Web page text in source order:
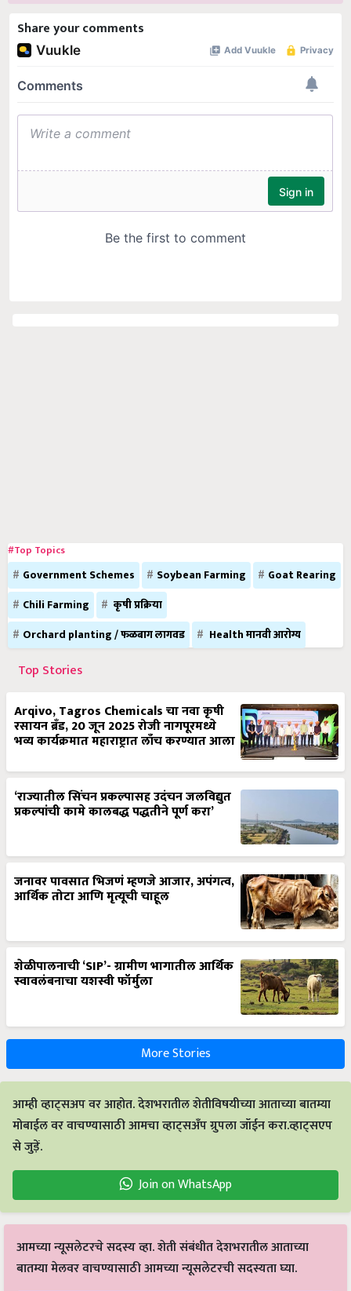
Share your comments
#Top Topics
Government Schemes Soybean Farming
Goat Rearing
Chili Farming
कृषी प्रक्रिया
Orchard planting / फळबाग लागवड
Health मानवी आरोग्य
Top Stories
Arqivo, Tagros Chemicals चा नवा कृषी
रसायन ब्रँड, 20 जून 2025 रोजी नागपूरमध्ये
भव्य कार्यक्रमात महाराष्ट्रात लाँच करण्यात आला
‘राज्यातील सिंचन प्रकल्पासह उदंचन जलविद्युत
प्रकल्पांची कामे कालबद्ध पद्धतीने पूर्ण करा’
जनावर पावसात भिजणं म्हणजे आजार, अपंगत्व,
आर्थिक तोटा आणि मृत्यूची चाहूल
शेळीपालनाची ‘SIP’- ग्रामीण भागातील आर्थिक
स्वावलंबनाचा यशस्वी फॉर्मुला
More Stories
आम्ही व्हाट्सअप वर आहोत. देशभरातील शेतीविषयीच्या आताच्या बातम्या
मोबाईल वर वाचण्यासाठी आमचा व्हाट्सअँप ग्रुपला जॉईन करा.व्हाट्सएप
से जुड़ें.
Join on WhatsApp
आमच्या न्यूसलेटरचे सदस्य व्हा. शेती संबंधीत देशभरातील आताच्या
बातम्या मेलवर वाचण्यासाठी आमच्या न्यूसलेटरची सदस्यता घ्या.